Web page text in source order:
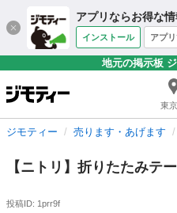
アプリならお得な
インストール アプ
地元の掲示板
東
ジモティー 売ります・あげます
【ニトリ】折りたたみテ
投稿ID: 1prr9f